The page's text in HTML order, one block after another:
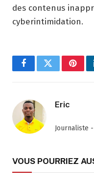
des contenus
cyberintimidation.
FacebookTwitter
Eric
Journaliste
VOUS POURRIEZ